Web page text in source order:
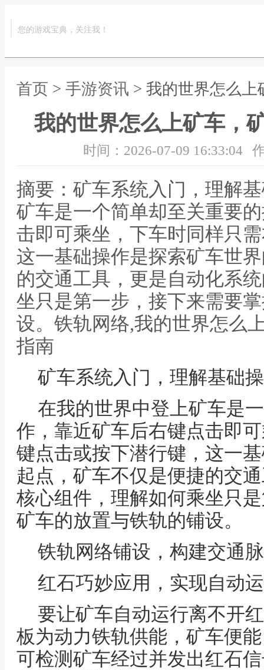
您的游戏宝典，关注我！
首页 > 手游资讯 > 我的世界怎么
我的世界怎么上矿车，
时间：2026-07-09 16:33:04
摘要：矿车系统入门，理解
矿车是一个简单却至关重要
击即可乘坐，下车时同样只
这一基础操作是探索矿车世
的交通工具，更是自动化系
坐只是第一步，接下来需要
设。铁轨网络,我的世界怎么
指南
矿车系统入门，理解基础
在我的世界中登上矿车是
作，靠近矿车后右键点击即
键点击或按下潜行键，这一
起点，矿车不仅是便捷的交
核心组件，理解如何乘坐只
矿车的放置与铁轨的铺设。
铁轨网络铺设，构建交通
红石巧妙应用，实现自动
要让矿车自动运行离不开
板为动力铁轨供能，矿车便
可检测矿车经过并发出红石